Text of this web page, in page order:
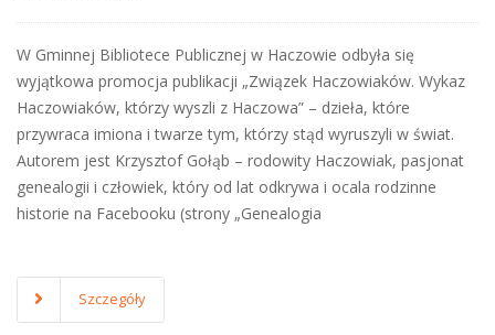
W Gminnej Bibliotece Publicznej w Haczowie odbyła się
wyjątkowa promocja publikacji „Związek Haczowiaków. Wykaz
Haczowiaków, którzy wyszli z Haczowa” – dzieła, które
przywraca imiona i twarze tym, którzy stąd wyruszyli w świat.
Autorem jest Krzysztof Gołąb – rodowity Haczowiak, pasjonat
genealogii i człowiek, który od lat odkrywa i ocala rodzinne
historie na Facebooku (strony „Genealogia
Szczegóły